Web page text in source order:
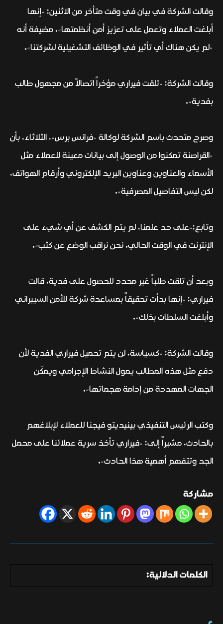
وقالت الشركة في بيان في وقت متأخر من الاثنين: «إنها
أبلغت العملاء وتعمل على تعزيز أمن أنظمتها»، مضيفة أنه
«لم يكن هناك أي تأثير في الوظائف التشغيلية لشركتنا».
وقالت الشركة: «تلقت فيراري مؤخراً اتصالاً من مجهول طالب
بفدية».
وصرح متحدث باسم الشركة لوكالة «فرانس برس»، الثلاثاء، بأن
«القراصنة تمكنوا من الوصول إلى بيانات معينة للعملاء مثل
الأسماء والعناوين وعناوين البريد الإلكتروني وأرقام الهواتف،
لكن ليس التفاصيل المصرفية».
وتابع:«على حد علمنا، لم يتم الكشف عن أي شيء على
الإنترنت في الوقت الحالي. نحن نراقب الوضع عن كثب».
وبعد أن تلقت طلباً غير محدد للحصول على فدية، قالت
فيراري: «إنها بدأت تحقيقاً بمساعدة شركة للأمن السيبراني
وأبلغت السلطات بذلك».
وقالت الشركة: «كسياسة، لن يتم تحميل فيراري الفدية لأن
دفع مثل هذه المطالب يمول النشاط الإجرامي ويمكّن
الجهات المهددة من إدامة هجماتها».
وكتب الرئيس التنفيذي بينيديتو فيجنا للعملاء لإبلاغهم
بالحادث، مشيراً إلى: «فيراري تأخذ سرية عملائنا على محمل
الجد وتتفهم أهمية هذا الحادث».
مشاركة
الكلمات الدلالية: